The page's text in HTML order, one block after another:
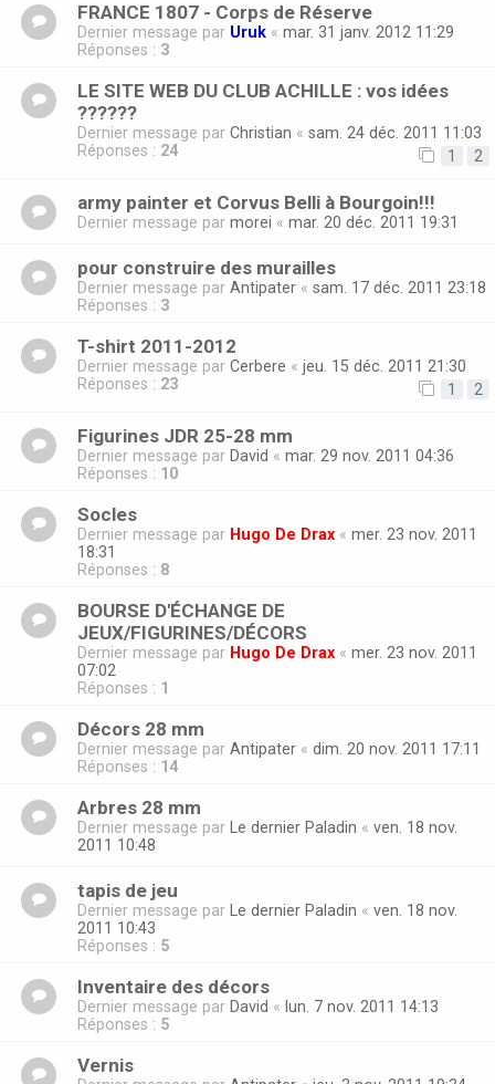
FRANCE 1807 - Corps de Réserve
Dernier message par Uruk « mar. 31 janv. 2012 11:29
Réponses : 3
LE SITE WEB DU CLUB ACHILLE : vos idées
??????
Dernier message par Christian « sam. 24 déc. 2011 11:03
Réponses : 24 1 2
army painter et Corvus Belli à Bourgoin!!!
Dernier message par morei « mar. 20 déc. 2011 19:31
pour construire des murailles
Dernier message par Antipater « sam. 17 déc. 2011 23:18
Réponses : 3
T-shirt 2011-2012
Dernier message par Cerbere « jeu. 15 déc. 2011 21:30
Réponses : 23 1 2
Figurines JDR 25-28 mm
Dernier message par David « mar. 29 nov. 2011 04:36
Réponses : 10
Socles
Dernier message par Hugo De Drax « mer. 23 nov. 2011
18:31
Réponses : 8
BOURSE D'ÉCHANGE DE
JEUX/FIGURINES/DÉCORS
Dernier message par Hugo De Drax « mer. 23 nov. 2011
07:02
Réponses : 1
Décors 28 mm
Dernier message par Antipater « dim. 20 nov. 2011 17:11
Réponses : 14
Arbres 28 mm
Dernier message par Le dernier Paladin « ven. 18 nov.
2011 10:48
tapis de jeu
Dernier message par Le dernier Paladin « ven. 18 nov.
2011 10:43
Réponses : 5
Inventaire des décors
Dernier message par David « lun. 7 nov. 2011 14:13
Réponses : 5
Vernis